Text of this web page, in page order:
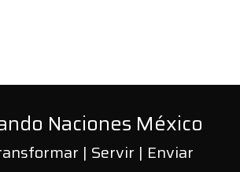
Naciones México
| Servir | Enviar